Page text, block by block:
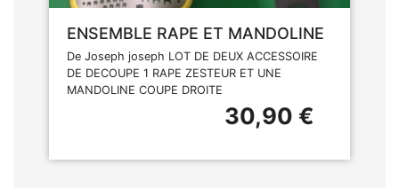
ENSEMBLE RAPE ET MANDOLINE
De Joseph joseph LOT DE DEUX ACCESSOIRE
DE DECOUPE 1 RAPE ZESTEUR ET UNE
MANDOLINE COUPE DROITE
30,90 €